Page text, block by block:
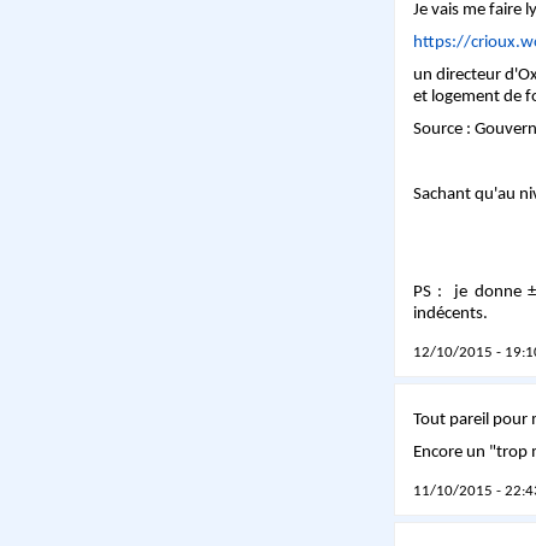
Je vais me faire
https://
un directeur
et logement de
Source :
Sachant qu'au
PS : je donne
indécents.
12/10/2015 -
Tout pareil pour
Encore un "trop
11/10/2015 -